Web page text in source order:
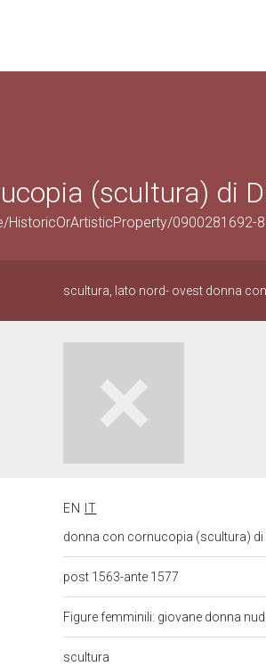
(scultura) di
0900281692-8
scultura, lato nord- ovest donna
EN
IT
donna con cornucopia (scultura) di
post 1563-ante 1577
Figure femminili: giovane donna
scultura